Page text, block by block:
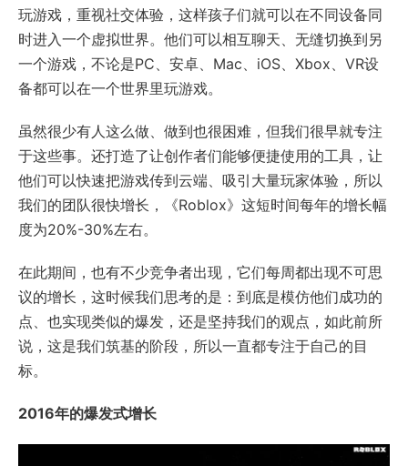
玩游戏，重视社交体验，这样孩子们就可以在不同设备同
时进入一个虚拟世界。他们可以相互聊天、无缝切换到另
一个游戏，不论是PC、安卓、Mac、iOS、Xbox、VR设
备都可以在一个世界里玩游戏。
虽然很少有人这么做、做到也很困难，但我们很早就专注
于这些事。还打造了让创作者们能够便捷使用的工具，让
他们可以快速把游戏传到云端、吸引大量玩家体验，所以
我们的团队很快增长，《Roblox》这短时间每年的增长幅
度为20%-30%左右。
在此期间，也有不少竞争者出现，它们每周都出现不可思
议的增长，这时候我们思考的是：到底是模仿他们成功的
点、也实现类似的爆发，还是坚持我们的观点，如此前所
说，这是我们筑基的阶段，所以一直都专注于自己的目
标。
2016年的爆发式增长